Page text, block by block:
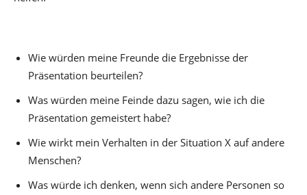
Wie würden meine Freunde die Ergebnisse der
Präsentation beurteilen?
Was würden meine Feinde dazu sagen, wie ich die
Präsentation gemeistert habe?
Wie wirkt mein Verhalten in der Situation X auf andere
Menschen?
Was würde ich denken, wenn sich andere Personen so